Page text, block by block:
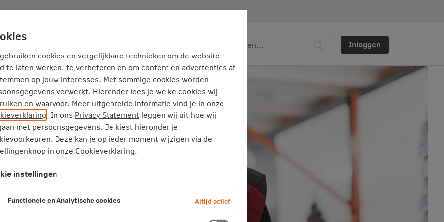
Adviseur Nieuws
Thema's Inloggen
van
verloren
cybercriminaliteit.
cookies en vergelijkbare technieken om de website
te laten werken, te verbeteren en om content en advertenties af
op jouw interesses. Met sommige cookies worden
verwerkt. Hieronder lees je welke cookies wij
en waarvoor. Meer uitgebreide informatie vind je in onze
. In ons Privacy Statement leggen wij uit hoe wij
met persoonsgegevens. Je kiest hieronder je
Deze kan je op ieder moment wijzigen via de
in onze Cookieverklaring.
instellingen
Functionele en Analytische cookies Altijd actief